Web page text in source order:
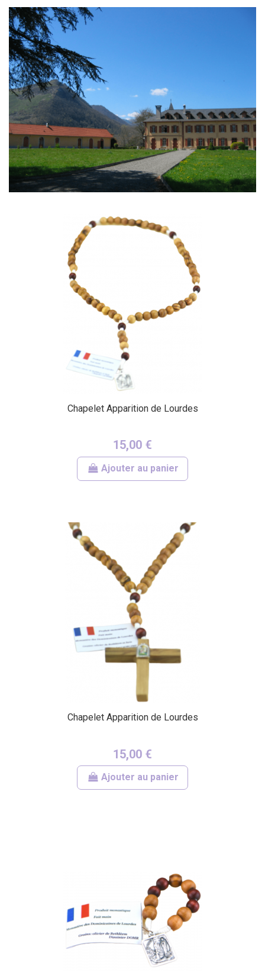
Chapelet Apparition de Lourdes
15,00 €
Ajouter au panier
Chapelet Apparition de Lourdes
15,00 €
Ajouter au panier